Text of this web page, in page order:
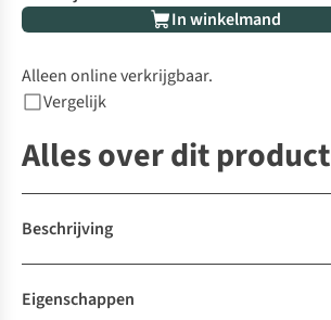
In winkelmand
Alleen online verkrijgbaar.
Vergelijk
Alles over dit product
Beschrijving
Eigenschappen